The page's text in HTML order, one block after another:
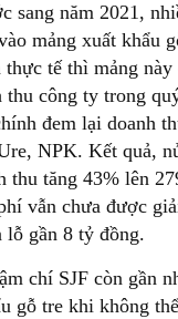
sang năm 2021,
mảng xuất khẩu
thực tế thì mảng
thu công ty trong
đem lại doanh
NPK. Kết quả,
thu tăng 43% lên
vẫn chưa được
lỗ gần 8 tỷ đồng.
chí SJF còn gần
gỗ tre khi không